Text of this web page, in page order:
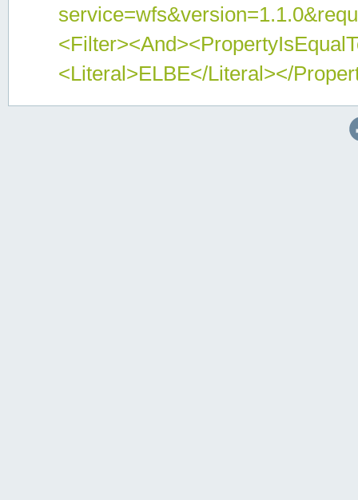
<Literal>ELBE</Literal></